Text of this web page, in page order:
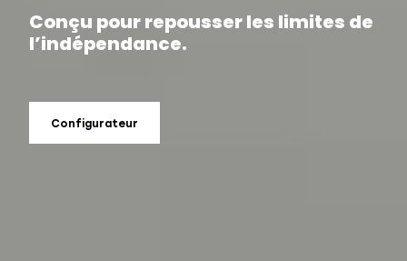
Conçu pour repousser les limites de
l’indépendance.
Configurateur